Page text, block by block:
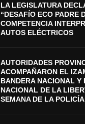
LA LEGISLATURA
“DESAFÍO ECO PADRE
COMPETENCIA
AUTOS ELÉCTRICOS
AUTORIDADES
ACOMPAÑARON EL
BANDERA NACIONAL Y
NACIONAL DE LA
SEMANA DE LA POLICÍA